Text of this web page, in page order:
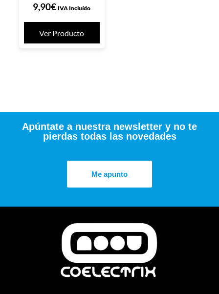
9,90€ IVA Incluído
Ver Producto
Apúntate a nuestra newsletter y no te
pierdas todas las novedades
Me apunto